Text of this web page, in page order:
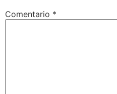
Comentario *